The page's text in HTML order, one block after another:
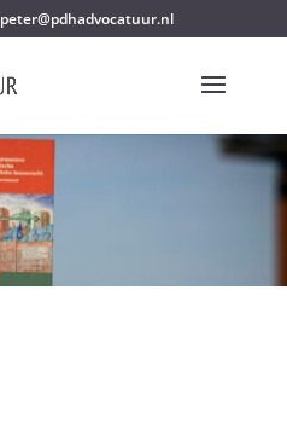
peter@pdhadvocatuur.nl